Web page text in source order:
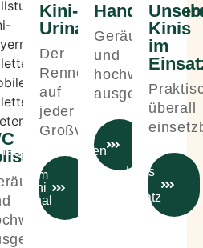
Kini-
Urinale
Der
Renner
auf
jeder
Großveranstaltung!
Zum
Kini
Urinal
Geräumig
und
hochwertigst
ausgestattet!
zum
Kinis
im
überall
Kinis
Einsatz